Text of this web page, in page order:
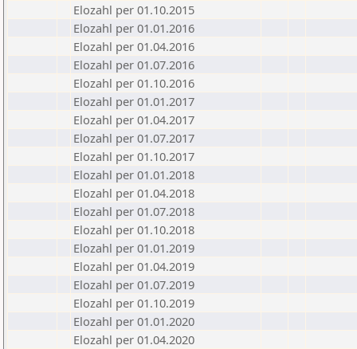
Elozahl per 01.10.2015
Elozahl per 01.01.2016
Elozahl per 01.04.2016
Elozahl per 01.07.2016
Elozahl per 01.10.2016
Elozahl per 01.01.2017
Elozahl per 01.04.2017
Elozahl per 01.07.2017
Elozahl per 01.10.2017
Elozahl per 01.01.2018
Elozahl per 01.04.2018
Elozahl per 01.07.2018
Elozahl per 01.10.2018
Elozahl per 01.01.2019
Elozahl per 01.04.2019
Elozahl per 01.07.2019
Elozahl per 01.10.2019
Elozahl per 01.01.2020
Elozahl per 01.04.2020